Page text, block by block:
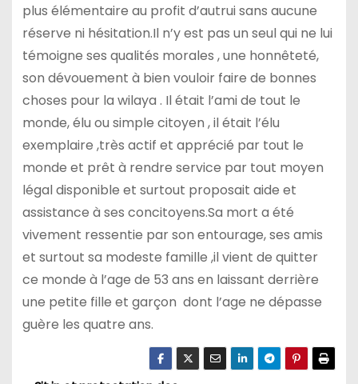
plus élémentaire au profit d’autrui sans aucune
réserve ni hésitation.Il n’y est pas un seul qui ne lui
témoigne ses qualités morales , une honnêteté,
son dévouement à bien vouloir faire de bonnes
choses pour la wilaya . Il était l’ami de tout le
monde, élu ou simple citoyen , il était l’élu
exemplaire ,très actif et apprécié par tout le
monde et prêt à rendre service par tout moyen
légal disponible et surtout proposait aide et
assistance à ses concitoyens.Sa mort a été
vivement ressentie par son entourage, ses amis
et surtout sa modeste famille ,il vient de quitter
ce monde à l’age de 53 ans en laissant derrière
une petite fille et garçon dont l’age ne dépasse
guère les quatre ans.